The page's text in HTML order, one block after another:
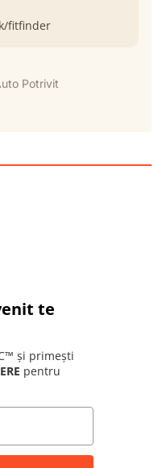
fitfinder
Potrivit
te
și primești
pentru